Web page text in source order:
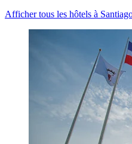
Afficher tous les hôtels à